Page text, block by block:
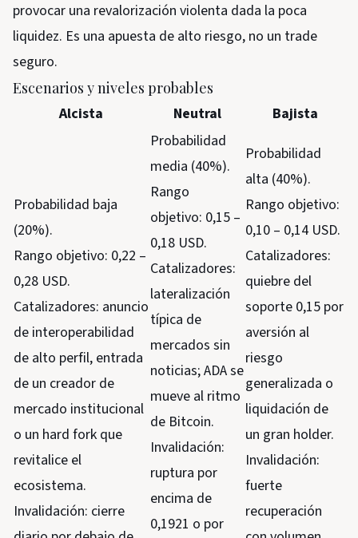
provocar una revalorización violenta dada la poca
liquidez. Es una apuesta de alto riesgo, no un trade
seguro.
Escenarios y niveles probables
Alcista Neutral Bajista
Probabilidad baja
(20%).
Rango objetivo: 0,22 –
0,28 USD.
Catalizadores: anuncio
de interoperabilidad
de alto perfil, entrada
de un creador de
mercado institucional
o un hard fork que
revitalice el
ecosistema.
Invalidación: cierre
Probabilidad
media (40%).
Rango
objetivo: 0,15 –
0,18 USD.
Catalizadores:
lateralización
típica de
mercados sin
noticias; ADA se
mueve al ritmo
de Bitcoin.
Invalidación:
ruptura por
encima de
0,1921 o por
Probabilidad
alta (40%).
Rango objetivo:
0,10 – 0,14 USD.
Catalizadores:
quiebre del
soporte 0,15 por
aversión al
riesgo
generalizada o
liquidación de
un gran holder.
Invalidación:
fuerte
recuperación